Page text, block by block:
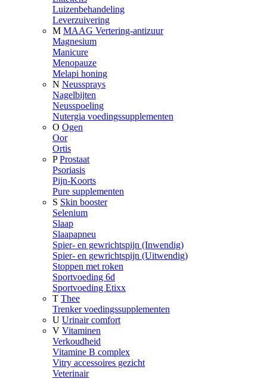
Luizenbehandeling
Leverzuivering
M MAAG Vertering-antizuur
Magnesium
Manicure
Menopauze
Melapi honing
N Neussprays
Nagelbijten
Neusspoeling
Nutergia voedingssupplementen
O Ogen
Oor
Ortis
P Prostaat
Psoriasis
Pijn-Koorts
Pure supplementen
S Skin booster
Selenium
Slaap
Slaapapneu
Spier- en gewrichtspijn (Inwendig)
Spier- en gewrichtspijn (Uitwendig)
Stoppen met roken
Sportvoeding 6d
Sportvoeding Etixx
T Thee
Trenker voedingssupplementen
U Urinair comfort
V Vitaminen
Verkoudheid
Vitamine B complex
Vitry accessoires gezicht
Veterinair